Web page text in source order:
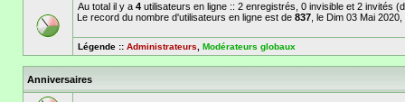
Au total il y a 4 utilisateurs en ligne :: 2 enregistrés, 0 invisible et 2 invités
Le record du nombre d'utilisateurs en ligne est de 837 , le Dim 03 Mai
Légende :: Administrateurs Modérateurs globaux
Anniversaires